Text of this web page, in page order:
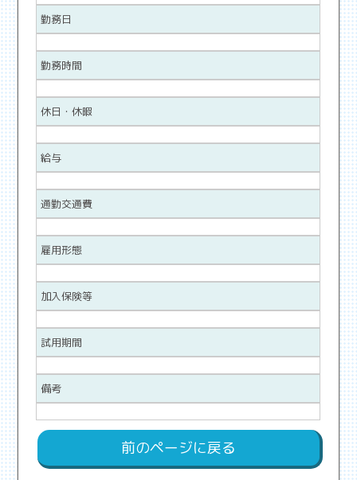
勤務日
勤務時間
休日・休暇
給与
通勤交通費
雇用形態
加入保険等
試用期間
備考
前のページに戻る